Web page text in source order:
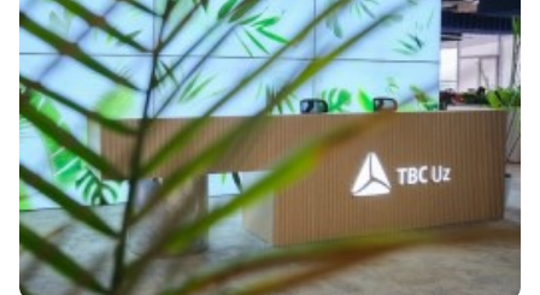
უსაფრთხოდ, 4 საათში ვიმგზავროთ“, - აღნიშნა ლაშა
აბაშიძემ.„საქართველოს რკინიგზის“ ხელმძღვანელის
თქმით, პარალელურად აქტიურად მიმდინარეობს
სადგურების ინფრასტრუქტურის განახლებაც. კომპანიის
მიზანია, სრულად მოაწესრიგოს როგორც მაგისტრალური,
ისე საგარეუბნო სადგურები.„ფაქტობრივად უკვე
მიმდინარეობს 5-7 სადგურის რეაბილიტაცია, წელს კიდევ 5
სადგურის დამატებას ვგეგმავთ, ხოლო მომავალ წელს
სადგურების რეაბილიტაციის პროცესი სრულად უნდა
დავასრულოთ“, - განაცხადა აბაშიძემ.